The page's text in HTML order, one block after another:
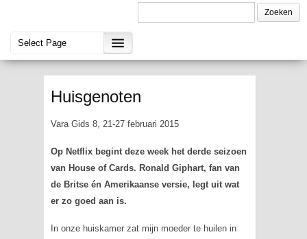
Huisgenoten
Vara Gids 8, 21-27 februari 2015
Op Netflix begint deze week het derde seizoen
van House of Cards. Ronald Giphart, fan van
de Britse én Amerikaanse versie, legt uit wat
er zo goed aan is.
In onze huiskamer zat mijn moeder te huilen in